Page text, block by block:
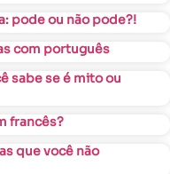
pode ou não pode?!
com português
sabe se é mito ou
francês?
que você não